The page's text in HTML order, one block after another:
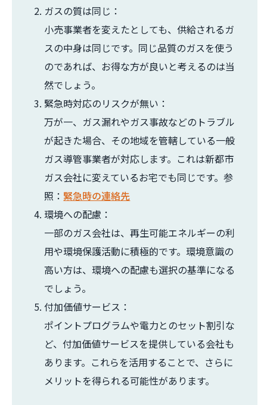
ガスの質は同じ：
小売事業者を変えたとしても、供給されるガ
スの中身は同じです。同じ品質のガスを使う
のであれば、お得な方が良いと考えるのは当
然でしょう。
緊急時対応のリスクが無い：
万が一、ガス漏れやガス事故などのトラブル
が起きた場合、その地域を管轄している一般
ガス導管事業者が対応します。これは新都市
ガス会社に変えているお宅でも同じです。参
照： 緊急時の連絡先
環境への配慮：
一部のガス会社は、再生可能エネルギーの利
用や環境保護活動に積極的です。環境意識の
高い方は、環境への配慮も選択の基準になる
でしょう。
付加価値サービス：
ポイントプログラムや電力とのセット割引な
ど、付加価値サービスを提供している会社も
あります。これらを活用することで、さらに
メリットを得られる可能性があります。